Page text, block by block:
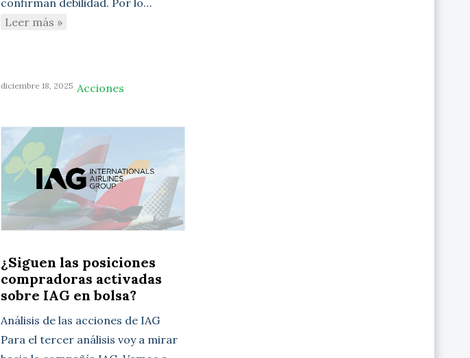
Leer más »
diciembre 18, 2025 Acciones
¿Siguen las posiciones
compradoras activadas
sobre IAG en bolsa?
Análisis de las acciones de IAG
Para el tercer análisis voy a mirar